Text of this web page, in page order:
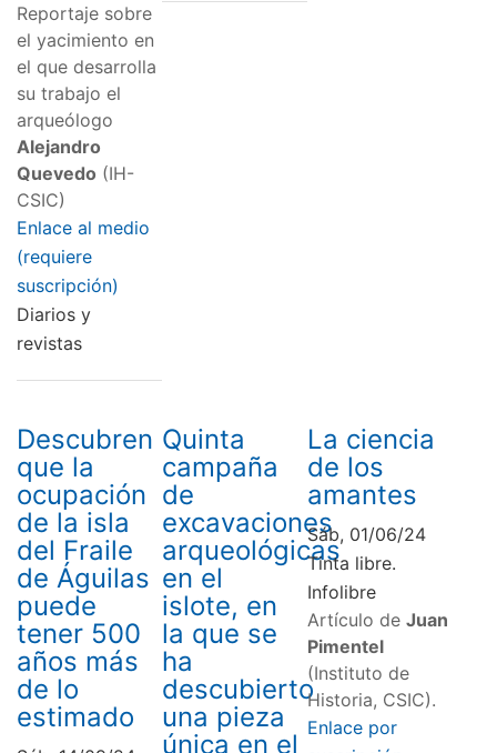
Reportaje sobre
el yacimiento en
el que desarrolla
su trabajo el
arqueólogo
Alejandro
Quevedo (IH-
CSIC)
Enlace al medio
(requiere
suscripción)
Diarios y
revistas
Descubren
que la
ocupación
de la isla
del Fraile
de Águilas
puede
tener 500
años más
de lo
estimado
Quinta
campaña
de
excavaciones
arqueológicas
en el
islote, en
la que se
ha
descubierto
una pieza
única en el
La ciencia
de los
amantes
Sáb, 01/06/24
Tinta libre.
Infolibre
Artículo de Juan
Pimentel
(Instituto de
Historia, CSIC).
Enlace por